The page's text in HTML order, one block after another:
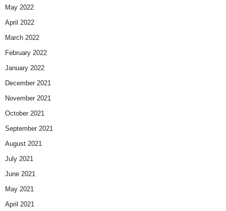
May 2022
April 2022
March 2022
February 2022
January 2022
December 2021
November 2021
October 2021
September 2021
August 2021
July 2021
June 2021
May 2021
April 2021